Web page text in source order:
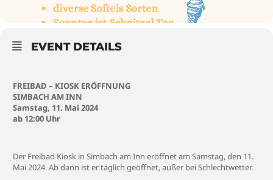
EVENT DETAILS
FREIBAD – KIOSK ERÖFFNUNG
SIMBACH AM INN
Samstag, 11. Mai 2024
ab 12:00 Uhr
Der Freibad Kiosk in Simbach am Inn eröffnet am Samstag, den 11.
Mai 2024. Ab dann ist er täglich geöffnet, außer bei Schlechtwetter.